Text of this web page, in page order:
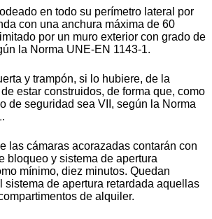
en todo su perímetro lateral por
con una anchura máxima de 60
por un muro exterior con grado de
la Norma UNE-EN 1143-1.
y trampón, si lo hubiere, de la
estar construidos, de forma que, como
de seguridad sea VII, según la Norma
las cámaras acorazadas contarán con
bloqueo y sistema de apertura
mínimo, diez minutos. Quedan
sistema de apertura retardada aquellas
de alquiler.